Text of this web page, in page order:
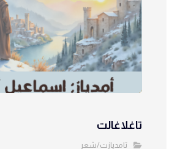
تاغلاغالت
تامديازت/شعر